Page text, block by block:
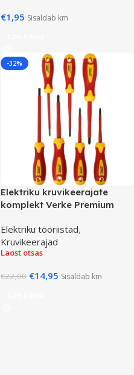
€1,95 Sisaldab km
-32%
Elektriku kruvikeerajate
komplekt Verke Premium
Elektriku tööriistad,
Kruvikeerajad
Laost otsas
€22,00 €14,95 Sisaldab km